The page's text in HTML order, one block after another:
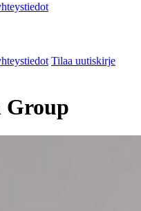
Tilaa uutiskirje
Group